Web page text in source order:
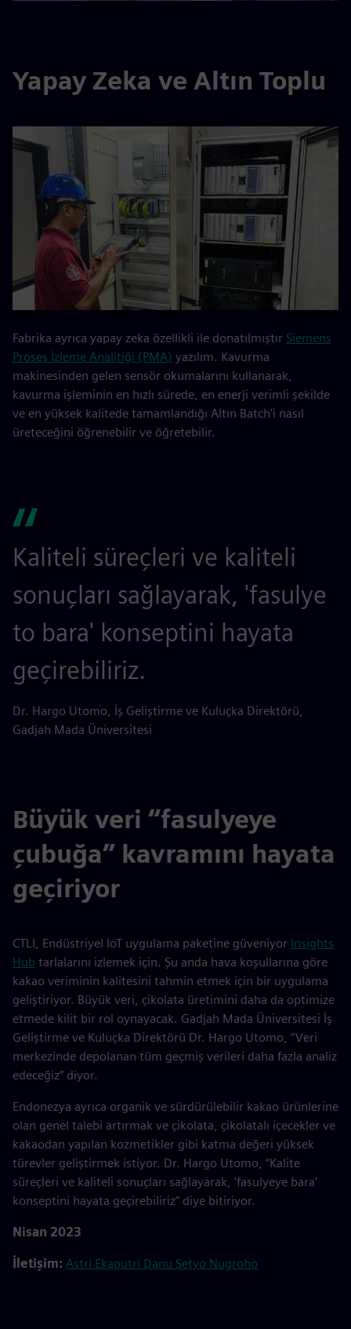
Yapay Zeka ve Altın Toplu
Fabrika ayrıca yapay zeka özellikli ile donatılmıştır Siemens
Proses İzleme Analitiği (PMA) yazılım. Kavurma
makinesinden gelen sensör okumalarını kullanarak,
kavurma işleminin en hızlı sürede, en enerji verimli şekilde
ve en yüksek kalitede tamamlandığı Altın Batch'i nasıl
üreteceğini öğrenebilir ve öğretebilir.
Kaliteli süreçleri ve kaliteli
sonuçları sağlayarak, 'fasulye
to bara' konseptini hayata
geçirebiliriz.
Dr. Hargo Utomo, İş Geliştirme ve Kuluçka Direktörü,
Gadjah Mada Üniversitesi
Büyük veri “fasulyeye
çubuğa” kavramını hayata
geçiriyor
CTLI, Endüstriyel IoT uygulama paketine güveniyor Insights
Hub tarlalarını izlemek için. Şu anda hava koşullarına göre
kakao veriminin kalitesini tahmin etmek için bir uygulama
geliştiriyor. Büyük veri, çikolata üretimini daha da optimize
etmede kilit bir rol oynayacak. Gadjah Mada Üniversitesi İş
Geliştirme ve Kuluçka Direktörü Dr. Hargo Utomo, “Veri
merkezinde depolanan tüm geçmiş verileri daha fazla analiz
edeceğiz” diyor.
Endonezya ayrıca organik ve sürdürülebilir kakao ürünlerine
olan genel talebi artırmak ve çikolata, çikolatalı içecekler ve
kakaodan yapılan kozmetikler gibi katma değeri yüksek
türevler geliştirmek istiyor. Dr. Hargo Utomo, “Kalite
süreçleri ve kaliteli sonuçları sağlayarak, 'fasulyeye bara'
konseptini hayata geçirebiliriz” diye bitiriyor.
Nisan 2023
İletişim: Astri Ekaputri Danu Setyo Nugroho